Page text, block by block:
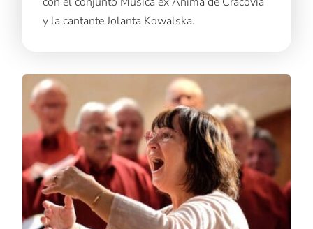
y la cantante Jolanta Kowalska.